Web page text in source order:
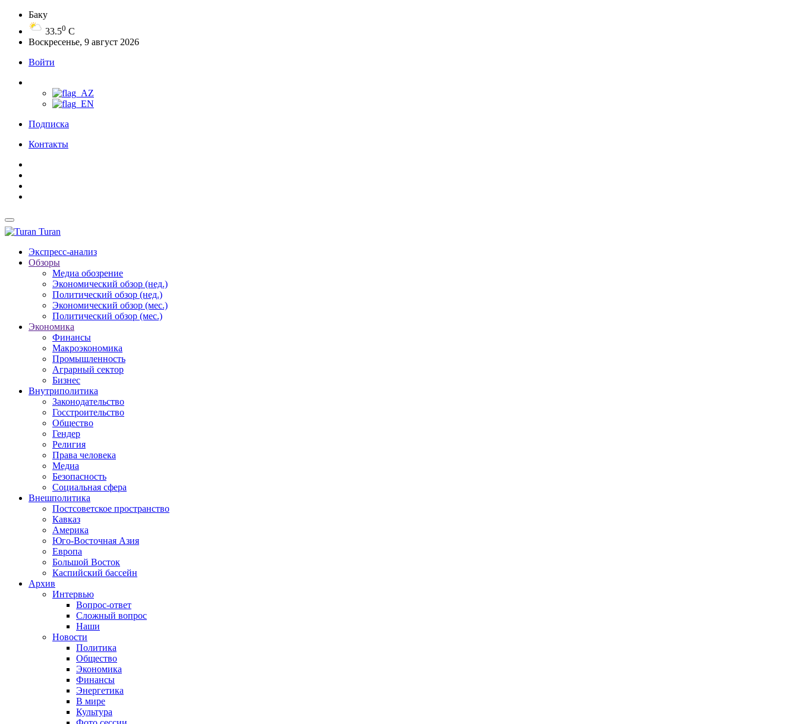
Баку
33.50 C
Воскресенье, 9 август 2026
Войти
Подписка
Контакты
Turan
Экспресс-анализ
Обзоры
Медиа обозрение
Экономический обзор (нед.)
Политический обзор (нед.)
Экономический обзор (мес.)
Политический обзор (мес.)
Экономика
Финансы
Макроэкономика
Промышленность
Аграрный сектор
Бизнес
Внутриполитика
Законодательство
Госстроительство
Общество
Гендер
Религия
Права человека
Медиа
Безопасность
Социальная сфера
Внешполитика
Постсоветское пространство
Кавказ
Америка
Юго-Восточная Азия
Европа
Большой Восток
Каспийский бассейн
Архив
Интервью
Вопрос-ответ
Сложный вопрос
Наши
Новости
Политика
Общество
Экономика
Финансы
Энергетика
В мире
Культура